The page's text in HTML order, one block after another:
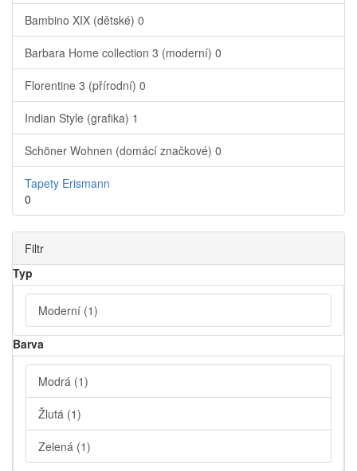
Bambino XIX (dětské) 0
Barbara Home collection 3 (moderní) 0
Florentine 3 (přírodní) 0
Indian Style (grafika) 1
Schöner Wohnen (domácí značkové) 0
Tapety Erismann
0
Filtr
Typ
Moderní (1)
Barva
Modrá (1)
Žlutá (1)
Zelená (1)